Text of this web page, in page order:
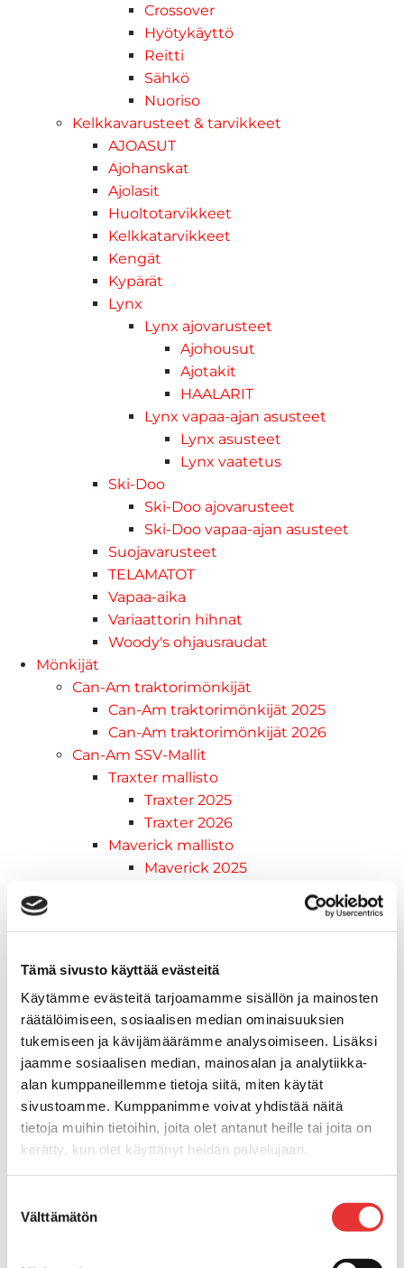
Tämä sivusto käyttää evästeitä
Käytämme evästeitä tarjoamamme sisällön ja mainosten
räätälöimiseen, sosiaalisen median ominaisuuksien
tukemiseen ja kävijämäärämme analysoimiseen. Lisäksi
jaamme sosiaalisen median, mainosalan ja analytiikka-
alan kumppaneillemme tietoja siitä, miten käytät
sivustoamme. Kumppanimme voivat yhdistää näitä
tietoja muihin tietoihin, joita olet antanut heille tai joita on
kerätty, kun olet käyttänyt heidän palvelujaan.
valinta
Välttämätön
Crossover
Hyötykäyttö
Reitti
Sähkö
Nuoriso
Kelkkavarusteet & tarvikkeet
AJOASUT
Ajohanskat
Ajolasit
Huoltotarvikkeet
Kelkkatarvikkeet
Kengät
Kypärät
Lynx
Lynx ajovarusteet
Ajohousut
Ajotakit
HAALARIT
Lynx vapaa-ajan asusteet
Lynx asusteet
Lynx vaatetus
Ski-Doo
Ski-Doo ajovarusteet
Ski-Doo vapaa-ajan asusteet
Suojavarusteet
TELAMATOT
Vapaa-aika
Variaattorin hihnat
Woody's ohjausraudat
Mönkijät
Can-Am traktorimönkijät
Can-Am traktorimönkijät 2025
Can-Am traktorimönkijät 2026
Can-Am SSV-Mallit
Traxter mallisto
Traxter 2025
Traxter 2026
Maverick mallisto
Maverick 2025
Mönkijöiden lisävarusteet ja -tarvikkeet
Ajolasit
Can-Am varusteet
Huoltotarvikkeet
Motobatt akut
Puskulevyt
Rengas/Vannesetit
Työvalot
Vinssit
Piha ja puutarha
STIGA ajoleikkurit